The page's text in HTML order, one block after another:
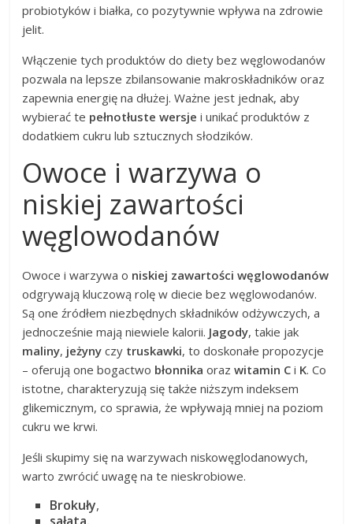
probiotyków i białka, co pozytywnie wpływa na zdrowie
jelit.
Włączenie tych produktów do diety bez węglowodanów
pozwala na lepsze zbilansowanie makroskładników oraz
zapewnia energię na dłużej. Ważne jest jednak, aby
wybierać te pełnotłuste wersje i unikać produktów z
dodatkiem cukru lub sztucznych słodzików.
Owoce i warzywa o
niskiej zawartości
węglowodanów
Owoce i warzywa o niskiej zawartości węglowodanów
odgrywają kluczową rolę w diecie bez węglowodanów.
Są one źródłem niezbędnych składników odżywczych, a
jednocześnie mają niewiele kalorii. Jagody, takie jak
maliny, jeżyny czy truskawki, to doskonałe propozycje
– oferują one bogactwo błonnika orazwitamin C i K. Co
istotne, charakteryzują się także niższym indeksem
glikemicznym, co sprawia, że wpływają mniej na poziom
cukru we krwi.
Jeśli skupimy się na warzywach niskowęglodanowych,
warto zwrócić uwagę na te nieskrobiowe.
Brokuły,